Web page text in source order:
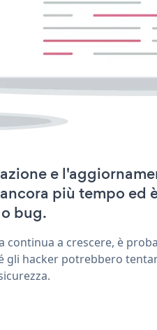
e
più tempo ed
bug.
continua a crescere, è
gli hacker potrebbero